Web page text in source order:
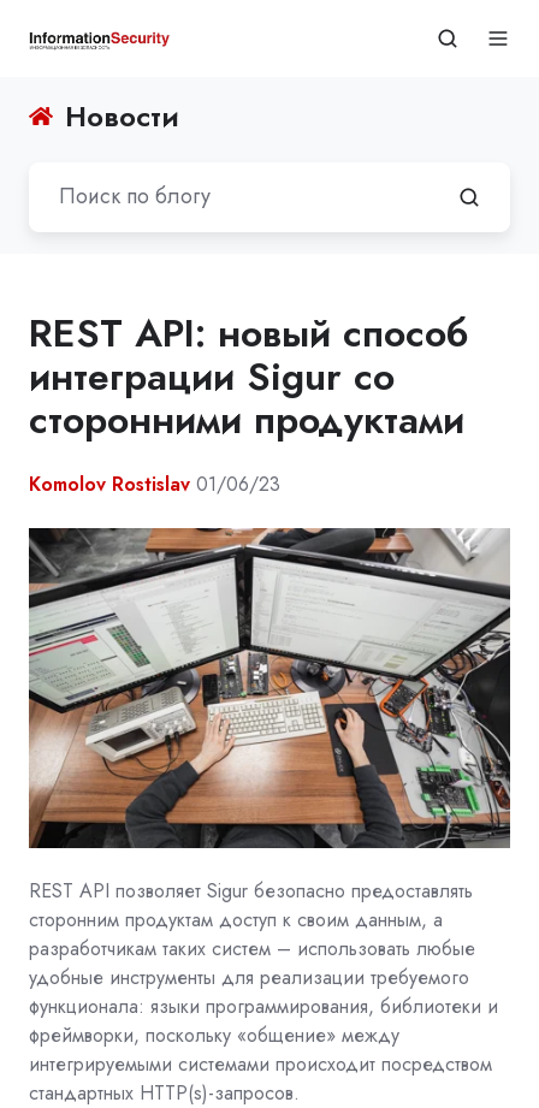
Новости
REST API: новый способ
интеграции Sigur со
сторонними продуктами
Komolov Rostislav 01/06/23
REST API позволяет Sigur безопасно предоставлять
сторонним продуктам доступ к своим данным, а
разработчикам таких систем – использовать любые
удобные инструменты для реализации требуемого
функционала: языки программирования, библиотеки и
фреймворки, поскольку «общение» между
интегрируемыми системами происходит посредством
стандартных HTTP(s)-запросов.